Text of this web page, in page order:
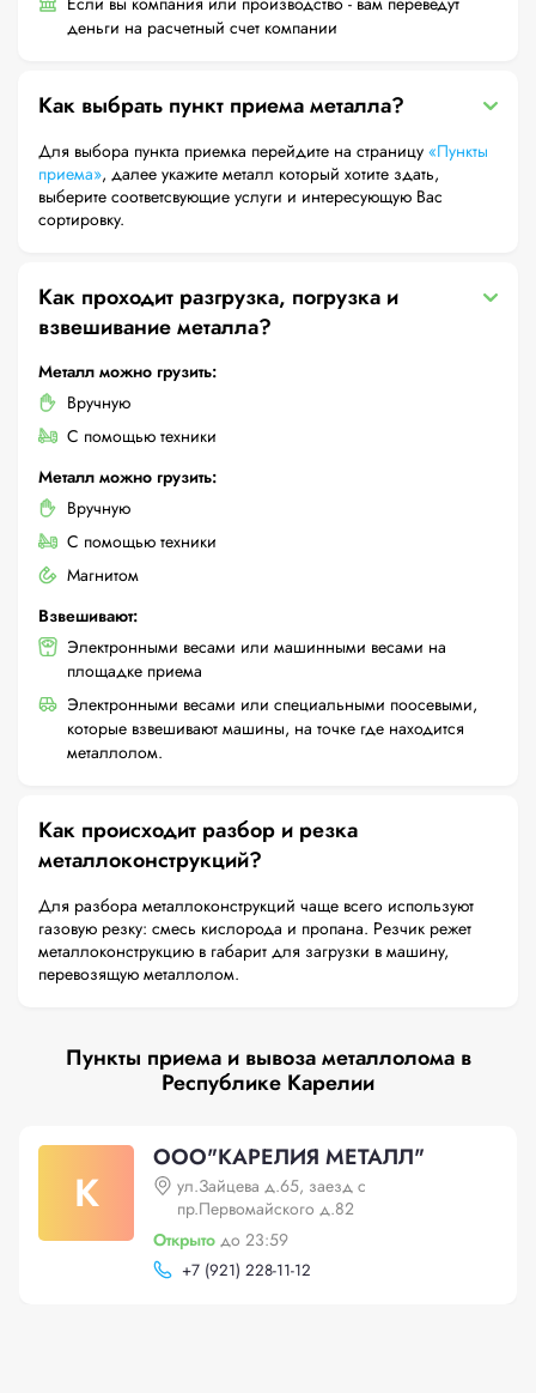
деньги на расчетный счет компании
Как выбрать пункт приема металла?
Для выбора пункта приемка перейдите на страницу «Пункты
приема», далее укажите металл который хотите здать,
выберите соответсвующие услуги и интересующую Вас
сортировку.
Как проходит разгрузка, погрузка и
взвешивание металла?
Металл можно грузить:
Вручную
С помощью техники
Металл можно грузить:
Вручную
С помощью техники
Магнитом
Взвешивают:
Электронными весами или машинными весами на
площадке приема
Электронными весами или специальными поосевыми,
которые взвешивают машины, на точке где находится
металлолом.
Как происходит разбор и резка
металлоконструкций?
Для разбора металлоконструкций чаще всего используют
газовую резку: смесь кислорода и пропана. Резчик режет
металлоконструкцию в габарит для загрузки в машину,
перевозящую металлолом.
Пункты приема и вывоза металлолома в
Республике Карелии
К
ООО"КАРЕЛИЯ МЕТАЛЛ"
ул.Зайцева д.65, заезд с
пр.Первомайского д.82
Открыто до 23:59
+7 (921) 228-11-12